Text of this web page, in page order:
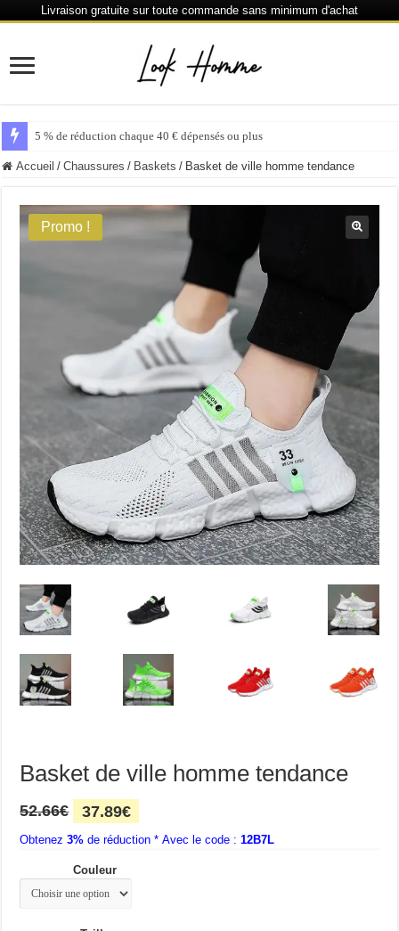
Livraison gratuite sur toute commande sans minimum d'achat
5 % de réduction chaque 40 € dépensés ou plus
Accueil / Chaussures / Baskets / Basket de ville homme tendance
Promo !
Basket de ville homme tendance
52.66€
Le
prix
initial
52.66€.
37.89€
prix
actuel
Obtenez3% de réduction * Avec le code :12B7L
Couleur